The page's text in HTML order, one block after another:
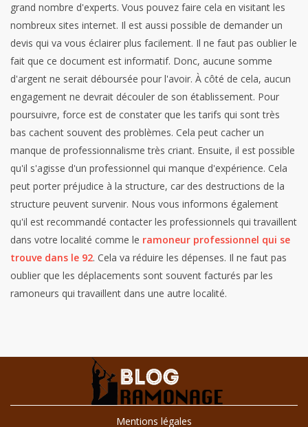
grand nombre d'experts. Vous pouvez faire cela en visitant les
nombreux sites internet. Il est aussi possible de demander un
devis qui va vous éclairer plus facilement. Il ne faut pas oublier le
fait que ce document est informatif. Donc, aucune somme
d'argent ne serait déboursée pour l'avoir. À côté de cela, aucun
engagement ne devrait découler de son établissement. Pour
poursuivre, force est de constater que les tarifs qui sont très
bas cachent souvent des problèmes. Cela peut cacher un
manque de professionnalisme très criant. Ensuite, il est possible
qu'il s'agisse d'un professionnel qui manque d'expérience. Cela
peut porter préjudice à la structure, car des destructions de la
structure peuvent survenir. Nous vous informons également
qu'il est recommandé contacter les professionnels qui travaillent
dans votre localité comme le ramoneur professionnel qui se
trouve dans le 92. Cela va réduire les dépenses. Il ne faut pas
oublier que les déplacements sont souvent facturés par les
ramoneurs qui travaillent dans une autre localité.
Mentions légales